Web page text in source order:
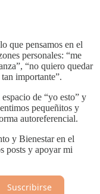
que pensamos en el
personales: “me
“no quiero quedar
importante”.
de “yo esto” y
pequeñitos y
autoreferencial.
y Bienestar en el
posts y apoyar mi
Suscribirse